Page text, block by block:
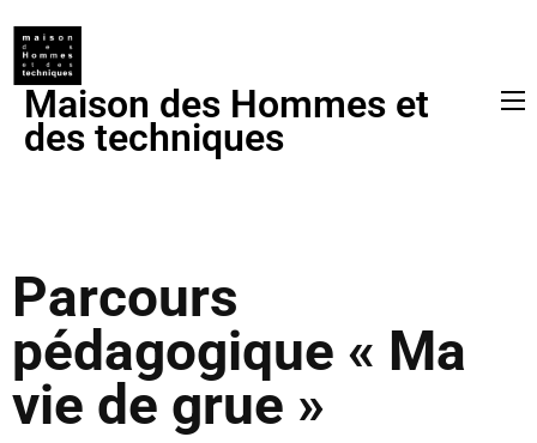
Maison des Hommes et
des techniques
Parcours
pédagogique « Ma
vie de grue »